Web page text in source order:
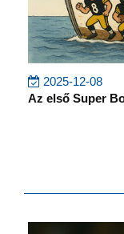
2025-12-08
Az első Super